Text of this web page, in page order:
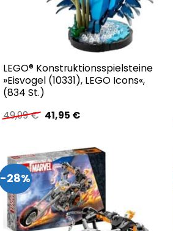
LEGO® Konstruktionsspielsteine
»Eisvogel (10331), LEGO Icons«,
(834 St.)
49,99€ Ursprünglicher
Preis
41,95 €Aktueller
-28%